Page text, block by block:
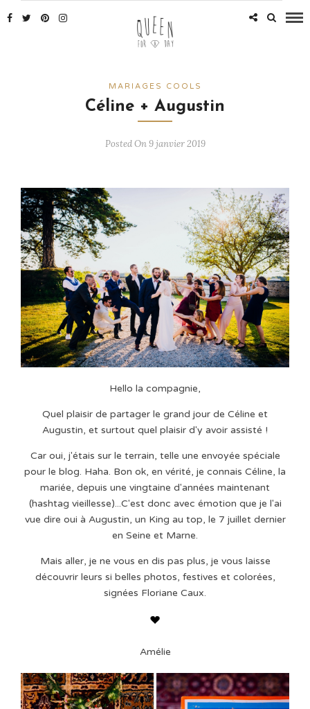
MARIAGES COOLS
Céline + Augustin
Posted On 9 janvier 2019
Hello la compagnie,
Quel plaisir de partager le grand jour de Céline et
Augustin, et surtout quel plaisir d'y avoir assisté !
Car oui, j'étais sur le terrain, telle une envoyée spéciale
pour le blog. Haha. Bon ok, en vérité, je connais Céline, la
mariée, depuis une vingtaine d'années maintenant
(hashtag vieillesse)...C'est donc avec émotion que je l'ai
vue dire oui à Augustin, un King au top, le 7 juillet dernier
en Seine et Marne.
Mais aller, je ne vous en dis pas plus, je vous laisse
découvrir leurs si belles photos, festives et colorées,
signées Floriane Caux.
Amélie